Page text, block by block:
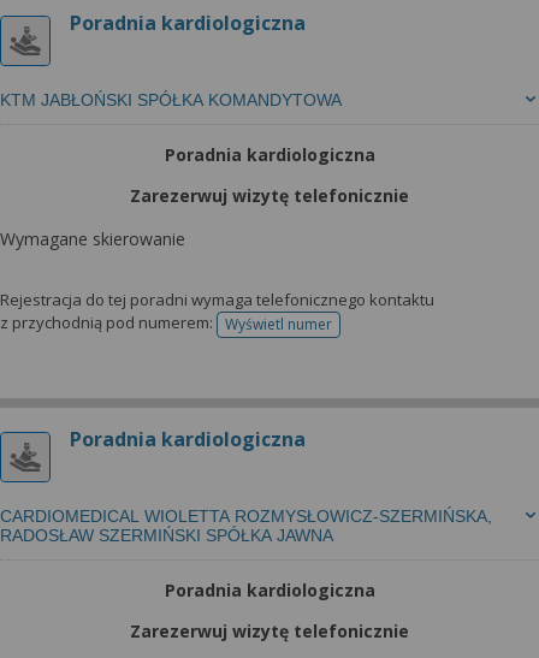
Poradnia kardiologiczna
KTM JABŁOŃSKI SPÓŁKA KOMANDYTOWA
Poradnia kardiologiczna
Zarezerwuj wizytę telefonicznie
Wymagane skierowanie
Rejestracja do tej poradni wymaga telefonicznego kontaktu
z przychodnią pod numerem:
Wyświetl numertelefonu do rejestracji
Poradnia kardiologiczna
CARDIOMEDICAL WIOLETTA ROZMYSŁOWICZ-SZERMIŃSKA,
RADOSŁAW SZERMIŃSKI SPÓŁKA JAWNA
Poradnia kardiologiczna
Zarezerwuj wizytę telefonicznie